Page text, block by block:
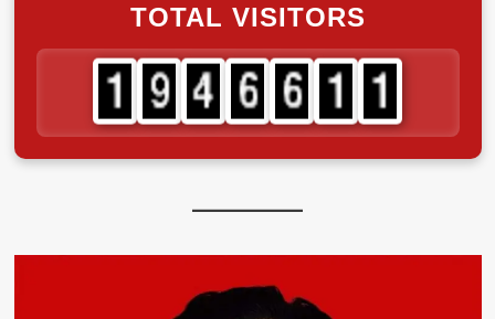
TOTAL VISITORS